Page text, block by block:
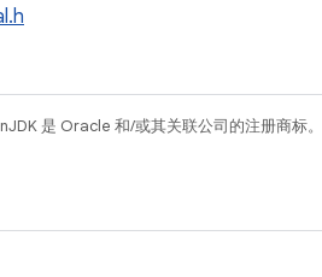
是 Oracle 和/或其关联公司的注册商标。